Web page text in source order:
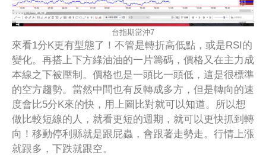
台指期當沖7
來看1分K更有型態了！不管是轉折高低點，或是RSI的
變化。再搭上下方綠油油的一片籌碼，價格又在主力成
本線之下被壓制。價格也是一頭比一頭低，這是很標準
的空方趨勢。當然中間也有反轉成多方，但是轉向的速
度會比5分K來的快，用上圖比對就可以知道。所以想
做比較短線的人，就看更短的週期，就可以更快抓到轉
向！移動停利縣就是跟屁蟲，會跟著走勢走。行情上漲
就跟多，下跌就跟空。